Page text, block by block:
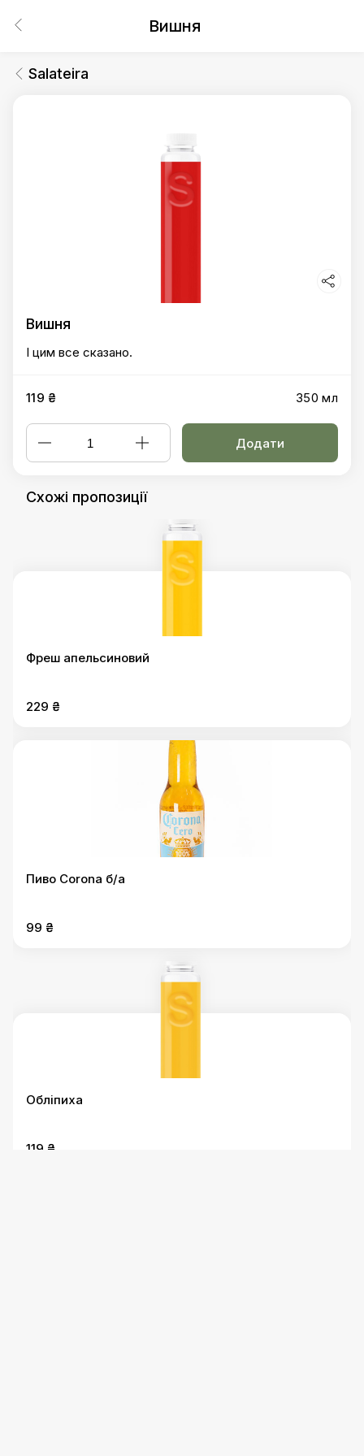
Вишня
Salateira
Вишня
І цим все сказано.
119 ₴ 350 мл
Додати
Схожі пропозиції
Фреш апельсиновий
229 ₴
Пиво Corona б/а
99 ₴
Обліпиха
119 ₴